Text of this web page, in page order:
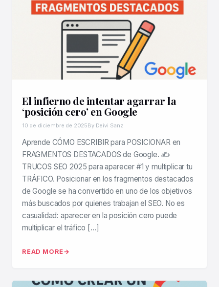
El infierno de intentar agarrar la
‘posición cero’ en Google
10 de diciembre de 2025By Deivi Sanz
Aprende CÓMO ESCRIBIR para POSICIONAR en
FRAGMENTOS DESTACADOS de Google. ✍️
TRUCOS SEO 2025 para aparecer #1 y multiplicar tu
TRÁFICO. Posicionar en los fragmentos destacados
de Google se ha convertido en uno de los objetivos
más buscados por quienes trabajan el SEO. No es
casualidad: aparecer en la posición cero puede
multiplicar el tráfico […]
READ MORE